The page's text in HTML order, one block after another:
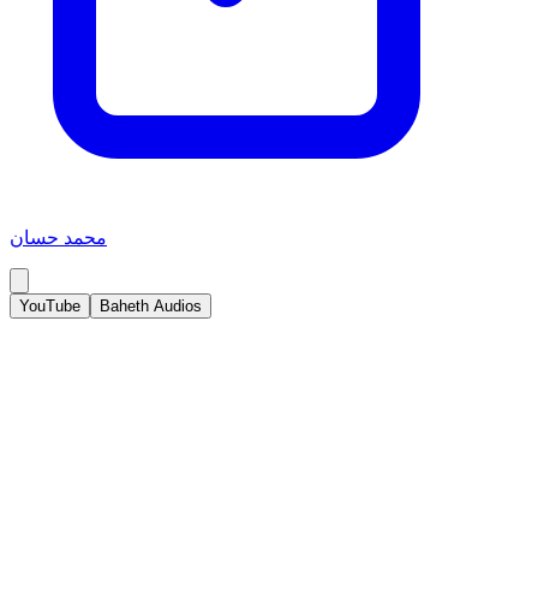
محمد حسان
YouTube Baheth Audios